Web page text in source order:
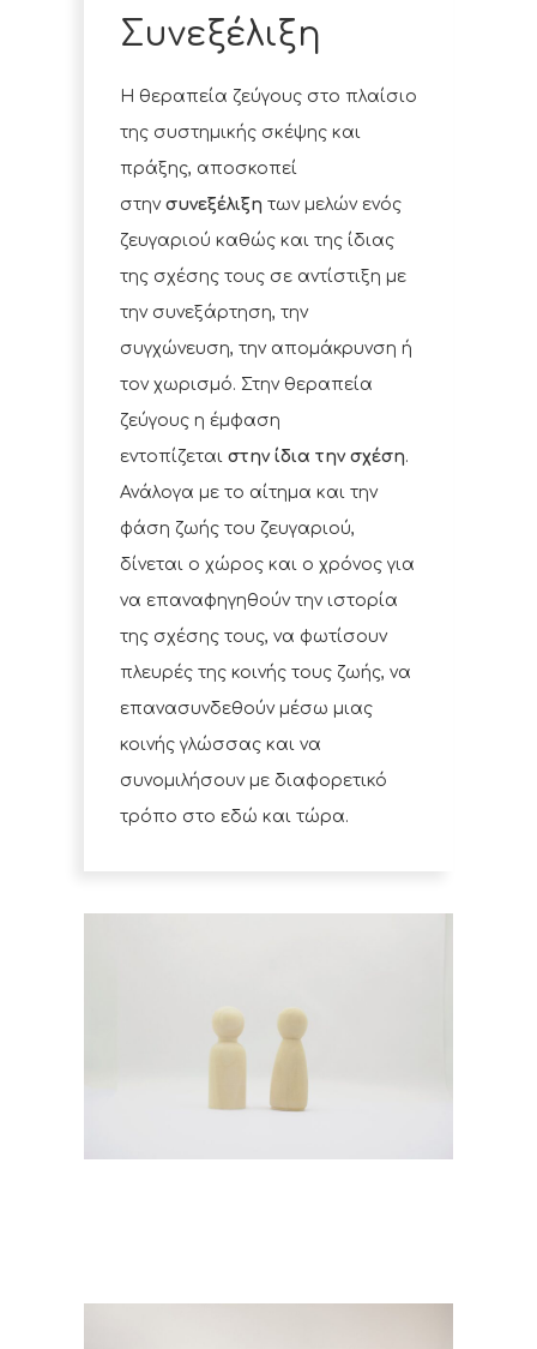
Συνεξέλιξη
Η θεραπεία ζεύγους στο πλαίσιο
της συστημικής σκέψης και
πράξης, αποσκοπεί
στην συνεξέλιξη των μελών ενός
ζευγαριού καθώς και της ίδιας
της σχέσης τους σε αντίστιξη με
την συνεξάρτηση, την
συγχώνευση, την απομάκρυνση ή
τον χωρισμό. Στην θεραπεία
ζεύγους η έμφαση
εντοπίζεται στην ίδια την σχέση.
Ανάλογα με το αίτημα και την
φάση ζωής του ζευγαριού,
δίνεται ο χώρος και ο χρόνος για
να επαναφηγηθούν την ιστορία
της σχέσης τους, να φωτίσουν
πλευρές της κοινής τους ζωής, να
επανασυνδεθούν μέσω μιας
κοινής γλώσσας και να
συνομιλήσουν με διαφορετικό
τρόπο στο εδώ και τώρα.